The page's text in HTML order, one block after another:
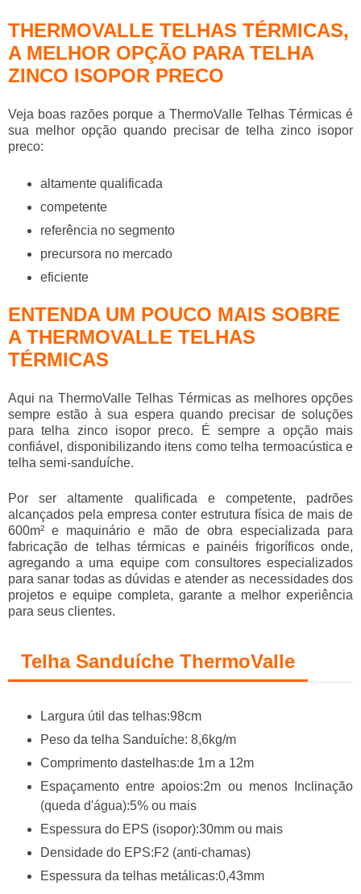
THERMOVALLE TELHAS TÉRMICAS,
A MELHOR OPÇÃO PARA TELHA
ZINCO ISOPOR PRECO
Veja boas razões porque a ThermoValle Telhas Térmicas é
sua melhor opção quando precisar detelha zinco isopor
preco:
altamente qualificada
competente
referência no segmento
precursora no mercado
eficiente
ENTENDA UM POUCO MAIS SOBRE
A THERMOVALLE TELHAS
TÉRMICAS
Aqui na ThermoValle Telhas Térmicas as melhores opções
sempre estão à sua espera quando precisar de soluções
paratelha zinco isopor preco. É sempre a opção mais
confiável, disponibilizando itens como telha termoacústica e
telha semi-sanduíche.
Por ser altamente qualificada e competente, padrões
alcançados pela empresa conter estrutura física de mais de
600m² e maquinário e mão de obra especializada para
fabricação de telhas térmicas e painéis frigoríficos onde,
agregando a uma equipe com consultores especializados
para sanar todas as dúvidas e atender as necessidades dos
projetos e equipe completa, garante a melhor experiência
para seus clientes.
Telha Sanduíche ThermoValle
Largura útil das telhas:98cm
Peso da telha Sanduíche: 8,6kg/m
Comprimento dastelhas:de 1m a 12m
Espaçamento entre apoios:2m ou menos Inclinação
(queda d'água):5% ou mais
Espessura do EPS (isopor):30mm ou mais
Densidade do EPS:F2 (anti-chamas)
Espessura da telhas metálicas:0,43mm